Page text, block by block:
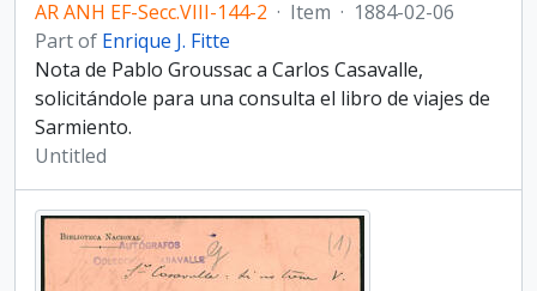
AR ANH EF-Secc.VIII-144-2 · Item · 1884-02-06
Part of Enrique J. Fitte
Nota de Pablo Groussac a Carlos Casavalle,
solicitándole para una consulta el libro de viajes de
Sar­miento.
Untitled